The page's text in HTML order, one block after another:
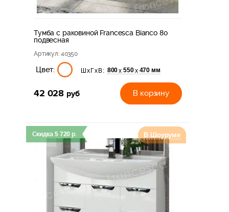
Тумба с раковиной Francesca Bianco 80
подвесная
Артикул: 40350
Цвет: ШхГхВ: 800х 550х 470 мм
42 028 руб В корзину
Скидка 5 720 р. В Шоуруме